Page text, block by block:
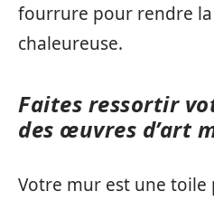
fourrure pour rendre
chaleureuse.
Faites ressortir
des œuvres d’art
Votre mur est une